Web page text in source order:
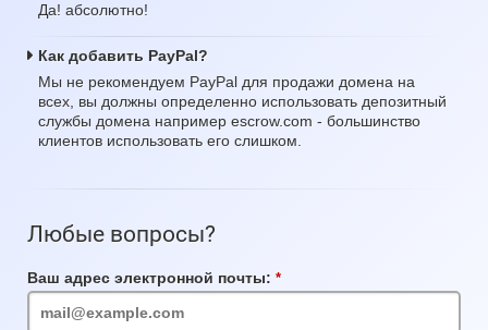
Да! абсолютно!
Как добавить PayPal?
Мы не рекомендуем PayPal для продажи домена на
всех, вы должны определенно использовать депозитный
службы домена например escrow.com - большинство
клиентов использовать его слишком.
Любые вопросы?
Ваш адрес электронной почты:
поле